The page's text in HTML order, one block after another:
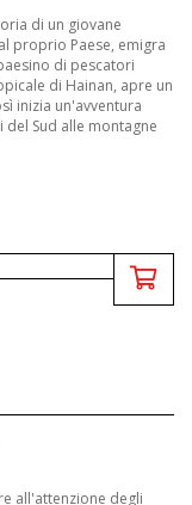
di un giovane
proprio Paese, emigra
di pescatori
di Hainan, apre un
inizia un'avventura
Sud alle montagne
all'attenzione degli